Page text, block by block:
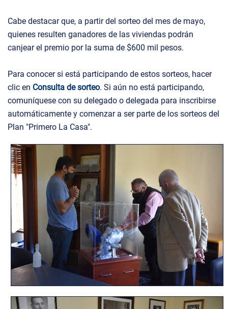
Cabe destacar que, a partir del sorteo del mes de mayo,
quienes resulten ganadores de las viviendas podrán
canjear el premio por la suma de $600 mil pesos.
Para conocer si está participando de estos sorteos, hacer
clic en Consulta de sorteo. Si aún no está participando,
comuníquese con su delegado o delegada para inscribirse
automáticamente y comenzar a ser parte de los sorteos del
Plan "Primero La Casa".